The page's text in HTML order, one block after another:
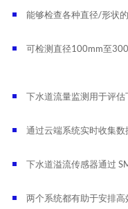
能够检查各种直径/形状
可检测直径100mm至
下水道流量监测用于评
通过云端系统实时收集数
下水道溢流传感器通过
两个系统都有助于安排